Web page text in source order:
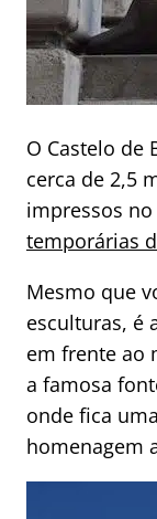
O Castelo de
cerca de 2,5
impressos
temporárias
Mesmo que
esculturas, é
em frente ao
a famosa
onde fica
homenagem